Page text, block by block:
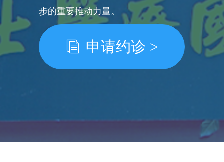
步的重要推动力量。
ꀢ 申请约诊 >